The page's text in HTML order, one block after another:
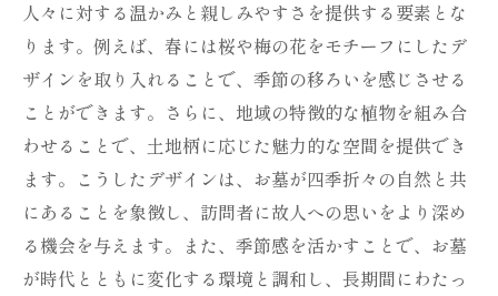
人々に対する温かみと親しみやすさを提供する要素とな
ります。例えば、春には桜や梅の花をモチーフにしたデ
ザインを取り入れることで、季節の移ろいを感じさせる
ことができます。さらに、地域の特徴的な植物を組み合
わせることで、土地柄に応じた魅力的な空間を提供でき
ます。こうしたデザインは、お墓が四季折々の自然と共
にあることを象徴し、訪問者に故人への思いをより深め
る機会を与えます。また、季節感を活かすことで、お墓
が時代とともに変化する環境と調和し、長期間にわたっ